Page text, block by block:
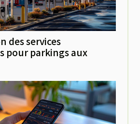
des services
pour parkings aux